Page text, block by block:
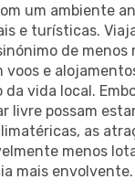
um ambiente
e turísticas.
de menos
voos e
vida local.
livre possam
as
menos
mais envolvente.